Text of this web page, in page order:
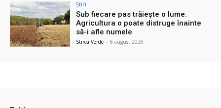
Știri
Sub fiecare pas trăiește o lume.
Agricultura o poate distruge înainte
să-i afle numele
Stirea Verde - 6 august 2026